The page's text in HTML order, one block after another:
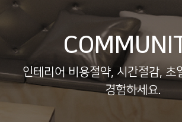
인테리어 비용절약, 시간절감, 초
경험하세요.